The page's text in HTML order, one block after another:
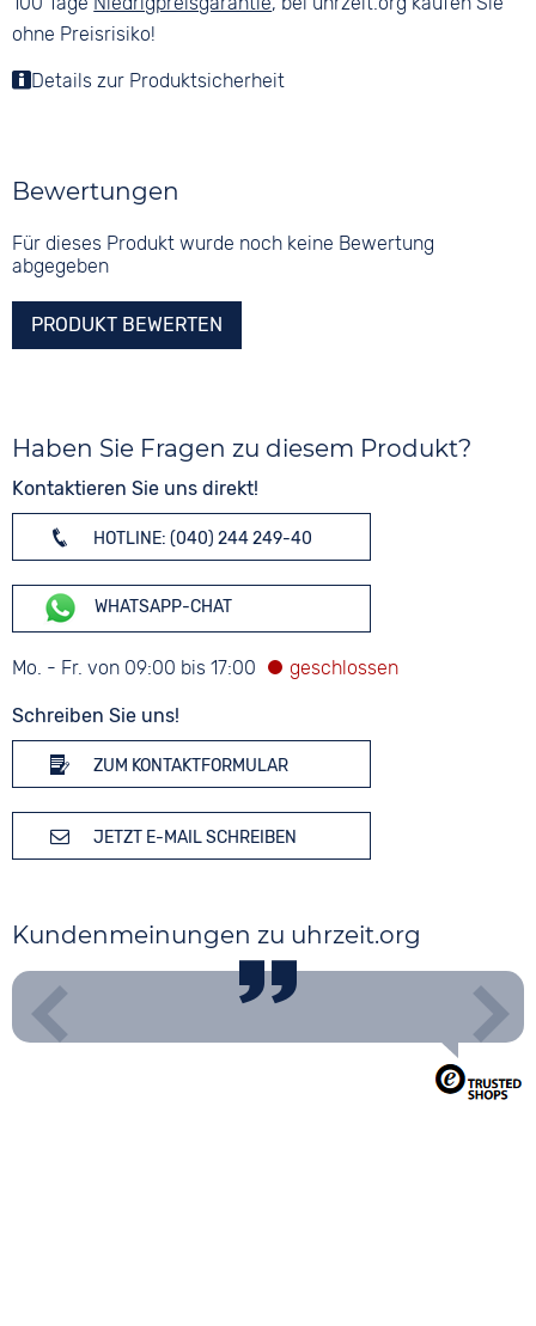
ohne Preisrisiko!
Details zur Produktsicherheit
Bewertungen
Für dieses Produkt wurde noch keine Bewertung
abgegeben
PRODUKT BEWERTEN
Haben Sie Fragen zu diesem Produkt?
Kontaktieren Sie uns direkt!
HOTLINE: (040) 244 249-40
WHATSAPP-CHAT
Mo. - Fr. von 09:00 bis 17:00
Schreiben Sie uns!
ZUM KONTAKTFORMULAR
JETZT E-MAIL SCHREIBEN
Kundenmeinungen zu uhrzeit.org